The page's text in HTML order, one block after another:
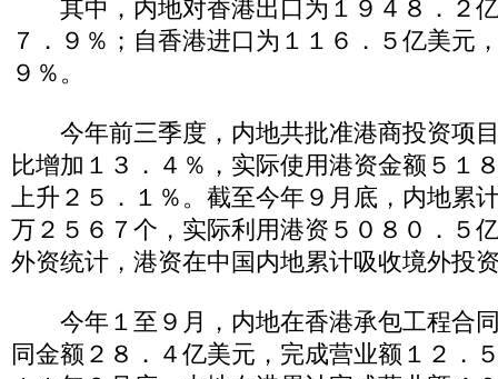
其中，内地对香港出口为１９４８．２
７．９％；自香港进口为１１６．５亿美元
９％。
今年前三季度，内地共批准港商投资项
比增加１３．４％，实际使用港资金额５１
上升２５．１％。截至今年９月底，内地累
万２５６７个，实际利用港资５０８０．５
外资统计，港资在中国内地累计吸收境外投
今年１至９月，内地在香港承包工程合
同金额２８．４亿美元，完成营业额１２．